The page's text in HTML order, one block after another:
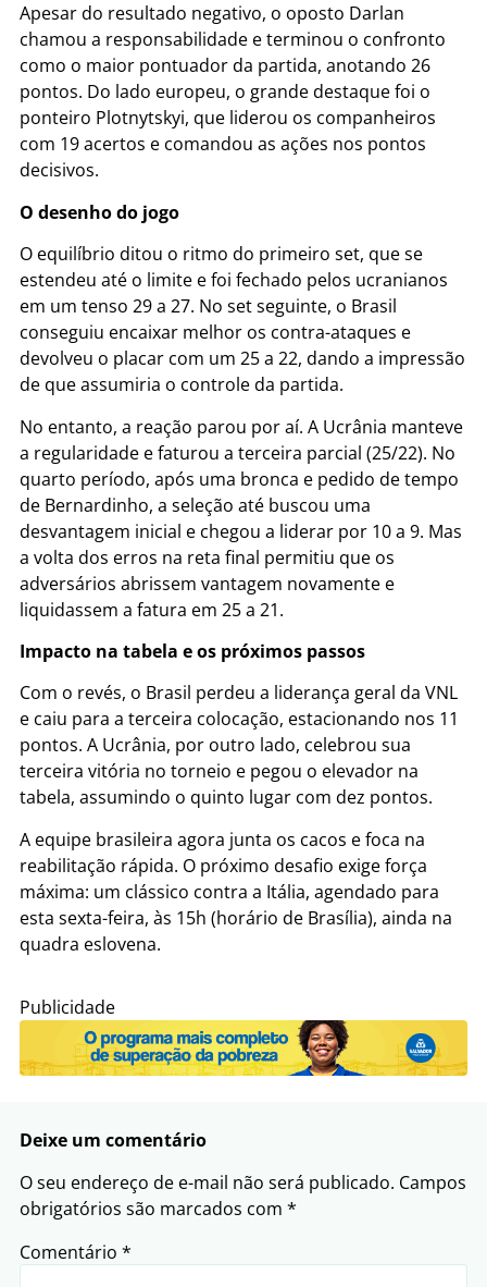
Apesar do resultado negativo, o oposto Darlan
chamou a responsabilidade e terminou o confronto
como o maior pontuador da partida, anotando 26
pontos. Do lado europeu, o grande destaque foi o
ponteiro Plotnytskyi, que liderou os companheiros
com 19 acertos e comandou as ações nos pontos
decisivos.
O desenho do jogo
O equilíbrio ditou o ritmo do primeiro set, que se
estendeu até o limite e foi fechado pelos ucranianos
em um tenso 29 a 27. No set seguinte, o Brasil
conseguiu encaixar melhor os contra-ataques e
devolveu o placar com um 25 a 22, dando a impressão
de que assumiria o controle da partida.
No entanto, a reação parou por aí. A Ucrânia manteve
a regularidade e faturou a terceira parcial (25/22). No
quarto período, após uma bronca e pedido de tempo
de Bernardinho, a seleção até buscou uma
desvantagem inicial e chegou a liderar por 10 a 9. Mas
a volta dos erros na reta final permitiu que os
adversários abrissem vantagem novamente e
liquidassem a fatura em 25 a 21.
Impacto na tabela e os próximos passos
Com o revés, o Brasil perdeu a liderança geral da VNL
e caiu para a terceira colocação, estacionando nos 11
pontos. A Ucrânia, por outro lado, celebrou sua
terceira vitória no torneio e pegou o elevador na
tabela, assumindo o quinto lugar com dez pontos.
A equipe brasileira agora junta os cacos e foca na
reabilitação rápida. O próximo desafio exige força
máxima: um clássico contra a Itália, agendado para
esta sexta-feira, às 15h (horário de Brasília), ainda na
quadra eslovena.
Publicidade
Deixe um comentário
O seu endereço de e-mail não será publicado. Campos
obrigatórios são marcados com *
Comentário *